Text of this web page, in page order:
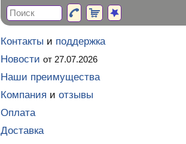
Контакты и поддержка
Новости от 27.07.2026
Наши преимущества
Компания и отзывы
Оплата
Доставка